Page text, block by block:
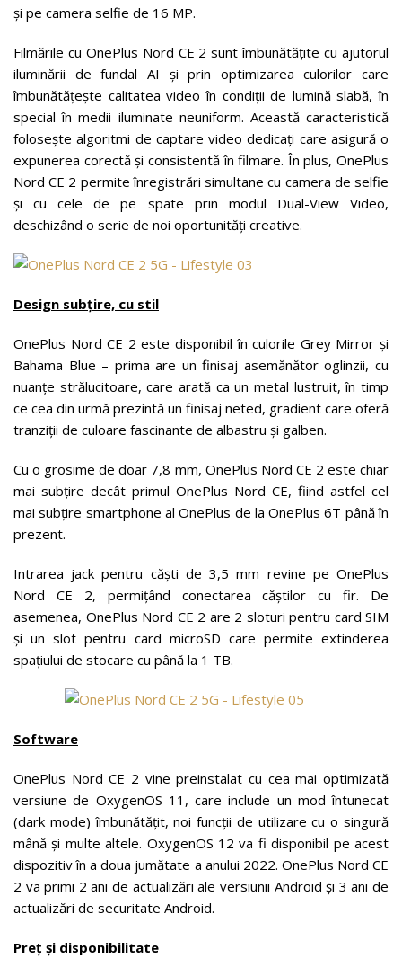
și pe camera selfie de 16 MP.
Filmările cu OnePlus Nord CE 2 sunt îmbunătățite cu ajutorul
iluminării de fundal AI și prin optimizarea culorilor care
îmbunătățește calitatea video în condiții de lumină slabă, în
special în medii iluminate neuniform. Această caracteristică
folosește algoritmi de captare video dedicați care asigură o
expunerea corectă și consistentă în filmare. În plus, OnePlus
Nord CE 2 permite înregistrări simultane cu camera de selfie
și cu cele de pe spate prin modul Dual-View Video,
deschizând o serie de noi oportunități creative.
Design subțire, cu stil
OnePlus Nord CE 2 este disponibil în culorile Grey Mirror și
Bahama Blue – prima are un finisaj asemănător oglinzii, cu
nuanțe strălucitoare, care arată ca un metal lustruit, în timp
ce cea din urmă prezintă un finisaj neted, gradient care oferă
tranziții de culoare fascinante de albastru și galben.
Cu o grosime de doar 7,8 mm, OnePlus Nord CE 2 este chiar
mai subțire decât primul OnePlus Nord CE, fiind astfel cel
mai subțire smartphone al OnePlus de la OnePlus 6T până în
prezent.
Intrarea jack pentru căști de 3,5 mm revine pe OnePlus
Nord CE 2, permițând conectarea căștilor cu fir. De
asemenea, OnePlus Nord CE 2 are 2 sloturi pentru card SIM
și un slot pentru card microSD care permite extinderea
spațiului de stocare cu până la 1 TB.
Software
OnePlus Nord CE 2 vine preinstalat cu cea mai optimizată
versiune de OxygenOS 11, care include un mod întunecat
(dark mode) îmbunătățit, noi funcții de utilizare cu o singură
mână și multe altele. OxygenOS 12 va fi disponibil pe acest
dispozitiv în a doua jumătate a anului 2022. OnePlus Nord CE
2 va primi 2 ani de actualizări ale versiunii Android și 3 ani de
actualizări de securitate Android.
Preț și disponibilitate